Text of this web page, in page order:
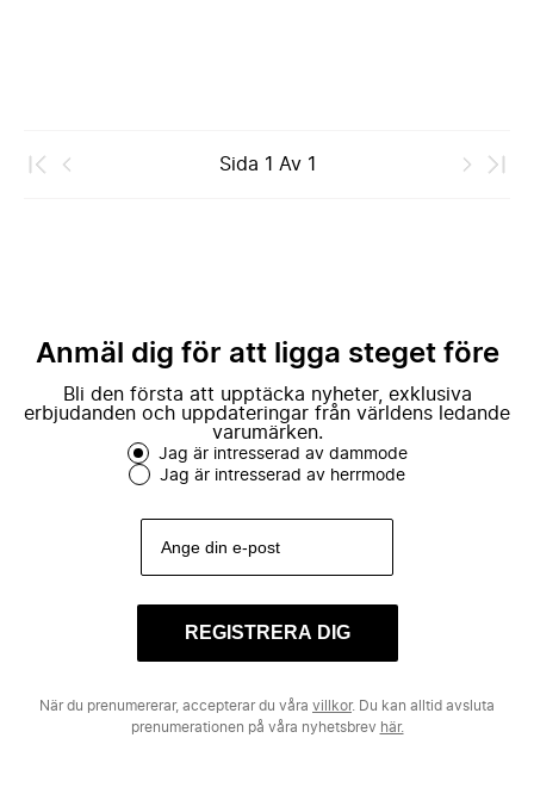
Sida 1 Av 1
Anmäl dig för att ligga steget före
Bli den första att upptäcka nyheter, exklusiva
erbjudanden och uppdateringar från världens ledande
varumärken.
Jag är intresserad av dammode
Jag är intresserad av herrmode
REGISTRERA DIG
När du prenumererar, accepterar du våra villkor. Du kan alltid avsluta
prenumerationen på våra nyhetsbrev här.